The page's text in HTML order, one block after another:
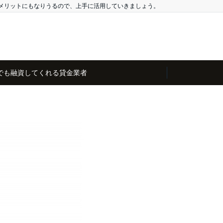
ットにもなりうるので、上手に活用していきましょう。
も融資してくれる貸金業者